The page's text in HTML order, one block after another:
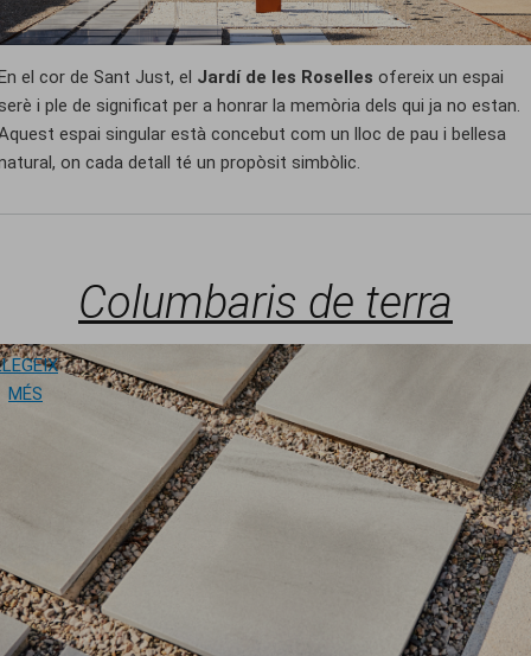
el cor de Sant Just, el Jardí de les Roselles ofereix un espai
i ple de significat per a honrar la memòria dels qui ja no estan.
espai singular està concebut com un lloc de pau i bellesa
on cada detall té un propòsit simbòlic.
Columbaris de terra
MÉS SOBRE COLUMBARIS DE TERRA